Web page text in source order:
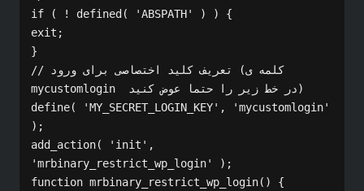
if ( ! defined( 'ABSPATH' ) ) {
exit;
}
// تعریف کلید اختصاصی برای ورود (کلمه ی
mycustomlogin  در خط زیر را حتما عوض کنید)
define( 'MY_SECRET_LOGIN_KEY', 'mycustomlogin'
);
add_action( 'init',
'mrbinary_restrict_wp_login' );
function mrbinary_restrict_wp_login() {